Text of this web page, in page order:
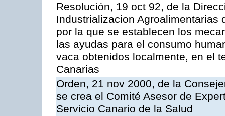
Resolución, 19 oct 92, de la
Industrializacion Agroalimentarias
por la que se establecen los
las ayudas para el consumo
vaca obtenidos localmente, en el
Canarias
Orden, 21 nov 2000, de la
se crea el Comité Asesor de
Servicio Canario de la Salud